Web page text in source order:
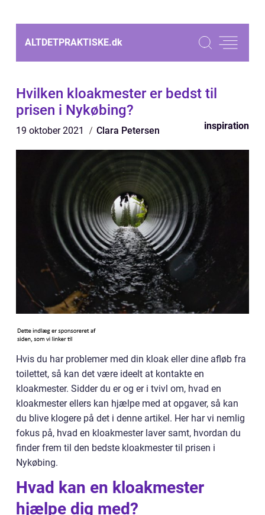
ALTDETPRAKTISKE.dk
Hvilken kloakmester er bedst til
prisen i Nykøbing?
19 oktober 2021 Clara Petersen inspiration
Hvis du har problemer med din kloak eller dine afløb fra
toilettet, så kan det være ideelt at kontakte en
kloakmester. Sidder du er og er i tvivl om, hvad en
kloakmester ellers kan hjælpe med at opgaver, så kan
du blive klogere på det i denne artikel. Her har vi nemlig
fokus på, hvad en kloakmester laver samt, hvordan du
finder frem til den bedste kloakmester til prisen i
Nykøbing.
Hvad kan en kloakmester
hjælpe dig med?